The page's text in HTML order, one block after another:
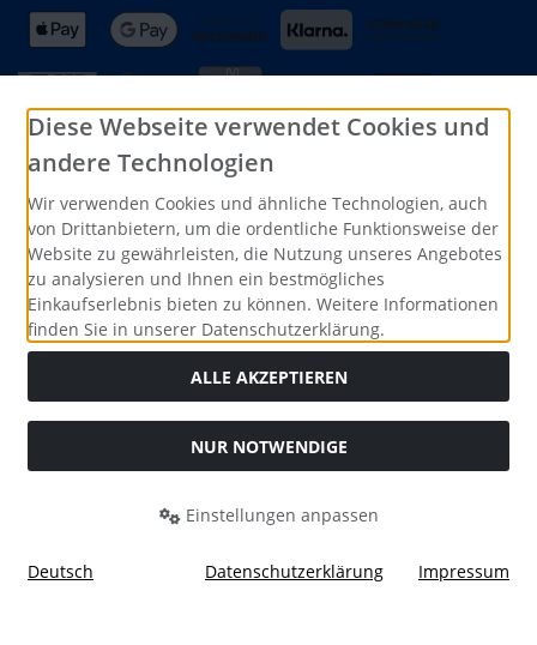
Social Media
durchgestrichenen Preise entsprechen dem bisherigen Preis
PC-Shop Wuppertal © 2026 | Operated by riebotec UG © 2026
Unser Angebot richtet sich nur an Unternehmen i.S.d. § 14 BGB sowie die
Diese Webseite verwendet Cookies und
andere Technologien
Wir verwenden Cookies und ähnliche Technologien, auch
von Drittanbietern, um die ordentliche Funktionsweise der
Website zu gewährleisten, die Nutzung unseres Angebotes
zu analysieren und Ihnen ein bestmögliches
Einkaufserlebnis bieten zu können. Weitere Informationen
finden Sie in unserer Datenschutzerklärung.
ALLE AKZEPTIEREN
NUR NOTWENDIGE
Einstellungen anpassen
Deutsch Datenschutzerklärung Impressum